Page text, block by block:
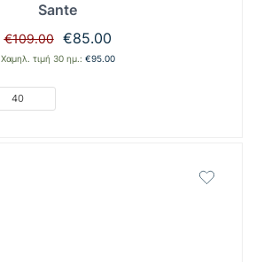
Sante
€109.00
Original
price
€85.00Η
τρέχουσα
Χαμηλ. τιμή 30 ημ.: €95.00
40